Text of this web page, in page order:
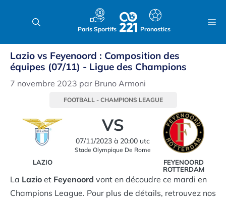
Paris Sportifs Pronostics
Lazio vs Feyenoord : Composition des
équipes (07/11) - Ligue des Champions
7 novembre 2023 par Bruno Armoni
FOOTBALL- CHAMPIONS LEAGUE
LAZIO
VS
07/11/2023 à 20:00 utc
Stade Olympique De Rome
FEYENOORD
ROTTERDAM
La Lazio et Feyenoord vont en découdre ce mardi en
Champions League. Pour plus de détails, retrouvez nos